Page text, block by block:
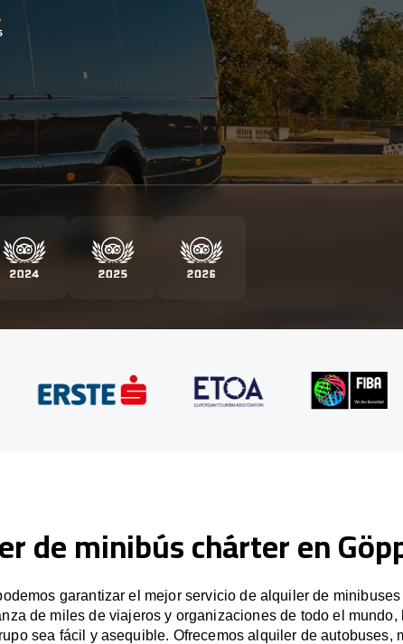
de minibús chárter en
garantizar el mejor servicio de alquiler de
de miles de viajeros y organizaciones de todo el mundo,
sea fácil y asequible. Ofrecemos alquiler de autobuses,